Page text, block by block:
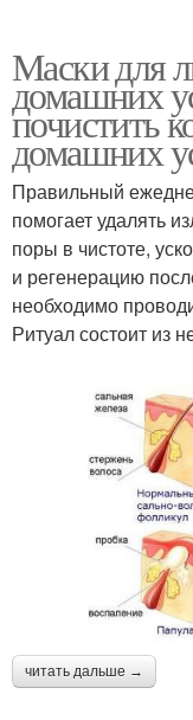
Маски для
домашних
почистить
домашних
Правильный
помогает удалять
поры в чистоте,
и регенерацию
необходимо
Ритуал состоит из
читать дальше →